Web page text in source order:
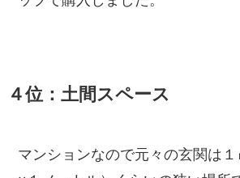
４位：土間スペース
マンションなので元々の玄関は